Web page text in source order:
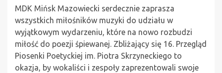
MDK Mińsk Mazowiecki serdecznie zaprasza
wszystkich miłośników muzyki do udziału w
wyjątkowym wydarzeniu, które na nowo rozbudzi
miłość do poezji śpiewanej. Zbliżający się 16. Przegląd
Piosenki Poetyckiej im. Piotra Skrzyneckiego to
okazja, by wokaliści i zespoły zaprezentowali swoje